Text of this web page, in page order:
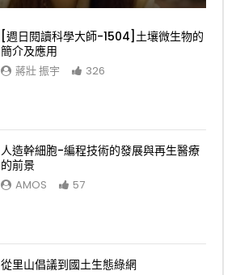
[週日閱讀科學大師-1504]土壤微生物的
簡介及應用
蔣壯 振宇 326
人造幹細胞-編程技術的發展與再生醫療
的前景
AMOS 57
從里山倡議到國土生態綠網